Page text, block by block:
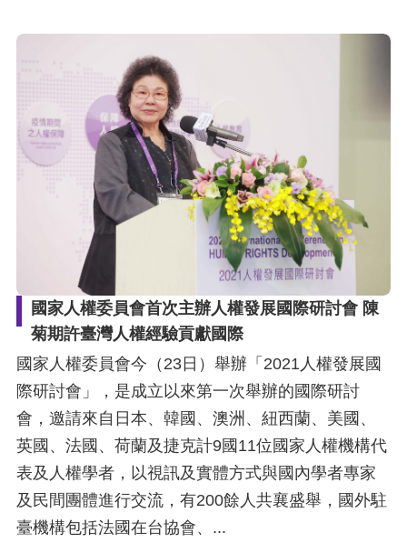
國家人權委員會首次主辦人權發展國際研討會 陳
菊期許臺灣人權經驗貢獻國際
國家人權委員會今（23日）舉辦「2021人權發展國
際研討會」，是成立以來第一次舉辦的國際研討
會，邀請來自日本、韓國、澳洲、紐西蘭、美國、
英國、法國、荷蘭及捷克計9國11位國家人權機構代
表及人權學者，以視訊及實體方式與國內學者專家
及民間團體進行交流，有200餘人共襄盛舉，國外駐
臺機構包括法國在台協會、...